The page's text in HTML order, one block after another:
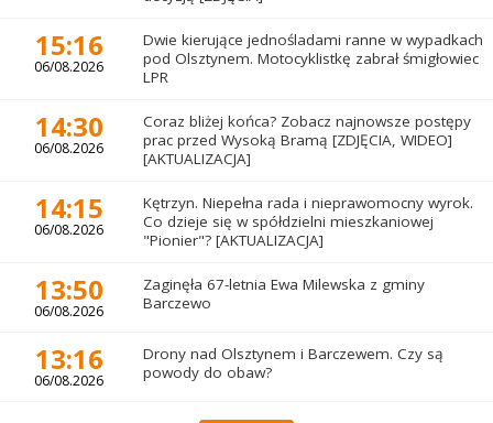
15:16
06/08.2026
Dwie kierujące jednośladami ranne w wypadkach
pod Olsztynem. Motocyklistkę zabrał śmigłowiec
LPR
14:30
06/08.2026
Coraz bliżej końca? Zobacz najnowsze postępy
prac przed Wysoką Bramą [ZDJĘCIA, WIDEO]
[AKTUALIZACJA]
14:15
06/08.2026
Kętrzyn. Niepełna rada i nieprawomocny wyrok.
Co dzieje się w spółdzielni mieszkaniowej
"Pionier"? [AKTUALIZACJA]
13:50
06/08.2026
Zaginęła 67-letnia Ewa Milewska z gminy
Barczewo
13:16
06/08.2026
Drony nad Olsztynem i Barczewem. Czy są
powody do obaw?